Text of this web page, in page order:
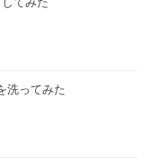
洗ってみた